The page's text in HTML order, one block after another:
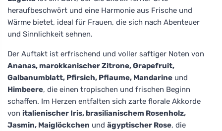
heraufbeschwört und eine Harmonie aus Frische und
Wärme bietet, ideal für Frauen, die sich nach Abenteuer
und Sinnlichkeit sehnen.
Der Auftakt ist erfrischend und voller saftiger Noten von
Ananas, marokkanischer Zitrone, Grapefruit,
Galbanumblatt, Pfirsich, Pflaume, Mandarine und
Himbeere, die einen tropischen und frischen Beginn
schaffen. Im Herzen entfalten sich zarte florale Akkorde
von italienischer Iris, brasilianischem Rosenholz,
Jasmin, Maiglöckchen und ägyptischer Rose, die